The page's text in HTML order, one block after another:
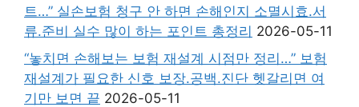
트…” 실손보험 청구 안 하면 손해인지 소멸시효.서
류.준비 실수 많이 하는 포인트 총정리 2026-05-11
“놓치면 손해보는 보험 재설계 시점만 정리…” 보험
재설계가 필요한 신호 보장.공백.진단 헷갈리면 여
기만 보면 끝 2026-05-11